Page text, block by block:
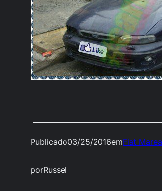
Publicado03/25/2016emFiat Marea
porRussel